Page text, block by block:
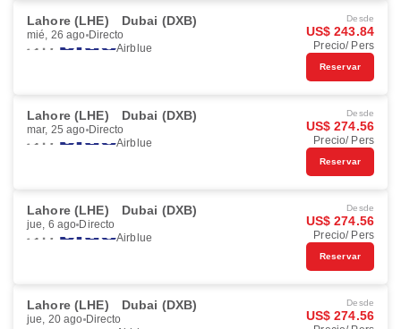
Lahore (LHE) Dubai (DXB)
mié, 26 ago Directo
Airblue
Desde
US$ 243.84
Precio/ Pers
Reservar
Lahore (LHE) Dubai (DXB)
mar, 25 ago Directo
Airblue
Desde
US$ 274.56
Precio/ Pers
Reservar
Lahore (LHE) Dubai (DXB)
jue, 6 ago Directo
Airblue
Desde
US$ 274.56
Precio/ Pers
Reservar
Lahore (LHE) Dubai (DXB)
jue, 20 ago Directo
Desde
US$ 274.56